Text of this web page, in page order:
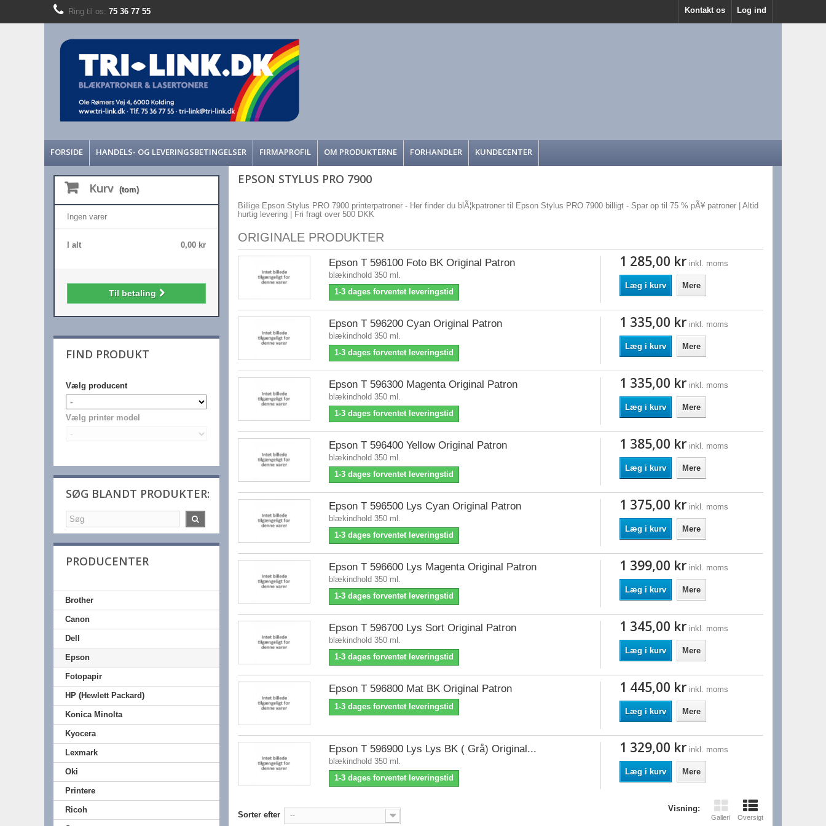
Log ind
Kontakt os
Ring til os: 75 36 77 55
FORSIDE HANDELS- OG LEVERINGSBETINGELSER FIRMAPROFIL OM PRODUKTERNE FORHANDLER KUNDECENTER
Kurv (tom)
Ingen varer
0,00 kr
I alt
Til betaling
FIND PRODUKT
Vælg producent
Vælg printer model
SØG BLANDT PRODUKTER:
PRODUCENTER
Brother
Canon
Dell
Epson
Fotopapir
HP (Hewlett Packard)
Konica Minolta
Kyocera
Lexmark
Oki
Printere
Ricoh
EPSON STYLUS PRO 7900
Billige Epson Stylus PRO 7900 printerpatroner - Her finder du blÃ¦kpatroner til Epson Stylus PRO 7900 billigt - Spar op til 75 % pÃ¥ patroner | Altid
hurtig levering | Fri fragt over 500 DKK
ORIGINALE PRODUKTER
Epson T 596100 Foto BK Original Patron
blækindhold 350 ml.
1-3 dages forventet leveringstid
1 285,00 kr inkl. moms
Læg i kurv Mere
Epson T 596200 Cyan Original Patron
blækindhold 350 ml.
1-3 dages forventet leveringstid
1 335,00 kr inkl. moms
Læg i kurv Mere
Epson T 596300 Magenta Original Patron
blækindhold 350 ml.
1-3 dages forventet leveringstid
1 335,00 kr inkl. moms
Læg i kurv Mere
Epson T 596400 Yellow Original Patron
blækindhold 350 ml.
1-3 dages forventet leveringstid
1 385,00 kr inkl. moms
Læg i kurv Mere
Epson T 596500 Lys Cyan Original Patron
blækindhold 350 ml.
1-3 dages forventet leveringstid
1 375,00 kr inkl. moms
Læg i kurv Mere
Epson T 596600 Lys Magenta Original Patron
blækindhold 350 ml.
1-3 dages forventet leveringstid
1 399,00 kr inkl. moms
Læg i kurv Mere
Epson T 596700 Lys Sort Original Patron
blækindhold 350 ml.
1-3 dages forventet leveringstid
1 345,00 kr inkl. moms
Læg i kurv Mere
Epson T 596800 Mat BK Original Patron
1-3 dages forventet leveringstid
1 445,00 kr inkl. moms
Læg i kurv Mere
Epson T 596900 Lys Lys BK ( Grå) Original...
blækindhold 350 ml.
1-3 dages forventet leveringstid
1 329,00 kr inkl. moms
Læg i kurv Mere
Visning:
Galleri Oversigt
Sorter efter --